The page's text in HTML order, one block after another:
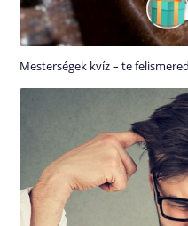
Mesterségek kvíz – te